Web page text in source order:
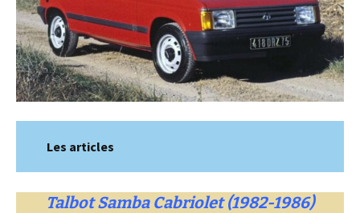
Les articles
Talbot Samba Cabriolet (1982-1986)